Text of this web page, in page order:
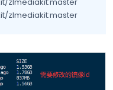
zlmediakit:master